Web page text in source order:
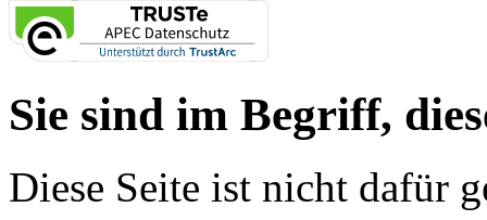
Sie sind im Begriff,
Diese Seite ist nicht dafür